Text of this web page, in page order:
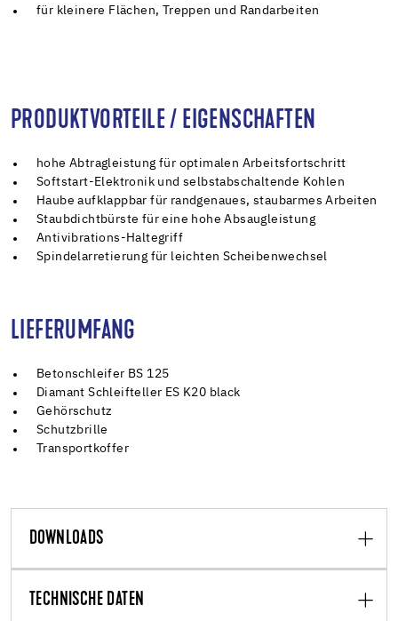
für kleinere Flächen, Treppen und Randarbeiten
PRODUKTVORTEILE / EIGENSCHAFTEN
hohe Abtragleistung für optimalen Arbeitsfortschritt
Softstart-Elektronik und selbstabschaltende Kohlen
Haube aufklappbar für randgenaues, staubarmes Arbeiten
Staubdichtbürste für eine hohe Absaugleistung
Antivibrations-Haltegriff
Spindelarretierung für leichten Scheibenwechsel
LIEFERUMFANG
Betonschleifer BS 125
Diamant Schleifteller ES K20 black
Gehörschutz
Schutzbrille
Transportkoffer
DOWNLOADS
TECHNISCHE DATEN